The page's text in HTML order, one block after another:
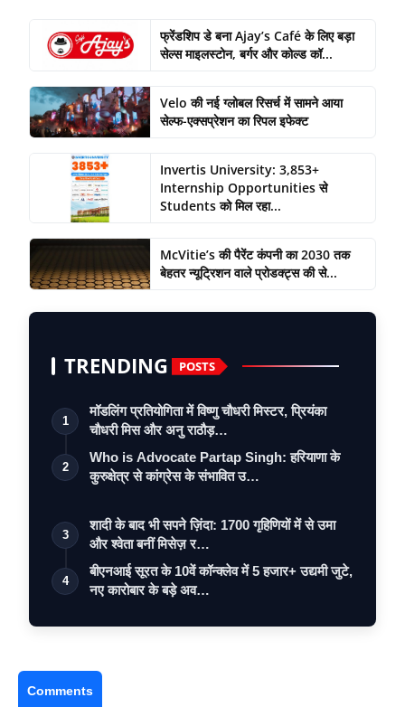
फ्रेंडशिप डे बना Ajay’s Café के लिए बड़ा
सेल्स माइलस्टोन, बर्गर और कोल्ड कॉ...
Velo की नई ग्लोबल रिसर्च में सामने आया
सेल्फ-एक्सप्रेशन का रिपल इफेक्ट
Invertis University: 3,853+
Internship Opportunities से
Students को मिल रहा...
McVitie’s की पैरेंट कंपनी का 2030 तक
बेहतर न्यूट्रिशन वाले प्रोडक्ट्स की से...
TRENDING POSTS
1
मॉडलिंग प्रतियोगिता में विष्णु चौधरी मिस्टर, प्रियंका
चौधरी मिस और अनु राठौड़…
2
Who is Advocate Partap Singh: हरियाणा के
कुरुक्षेत्र से कांग्रेस के संभावित उ…
3
शादी के बाद भी सपने ज़िंदा: 1700 गृहिणियों में से उमा
और श्वेता बनीं मिसेज़ र…
4
बीएनआई सूरत के 10वें कॉन्क्लेव में 5 हजार+ उद्यमी जुटे,
नए कारोबार के बड़े अव…
Comments